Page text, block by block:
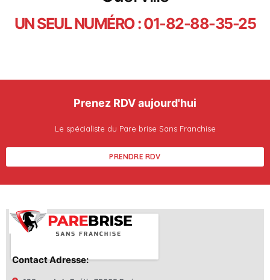
UN SEUL NUMÉRO : 01-82-88-35-25
Prenez RDV aujourd'hui
Le spécialiste du Pare brise Sans Franchise
PRENDRE RDV
Contact Adresse: